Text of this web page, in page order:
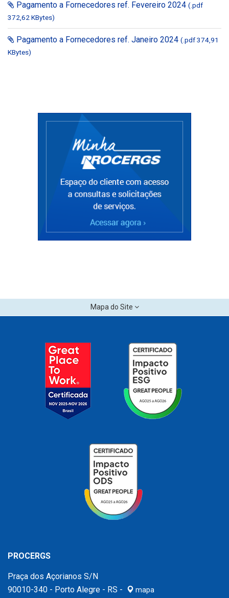
Pagamento a Fornecedores ref. Fevereiro 2024 (.pdf
372,62 KBytes)
Pagamento a Fornecedores ref. Janeiro 2024 (.pdf 374,91
KBytes)
Mapa do Site
PROCERGS
Praça dos Açorianos S/N
90010-340 - Porto Alegre - RS -
mapa